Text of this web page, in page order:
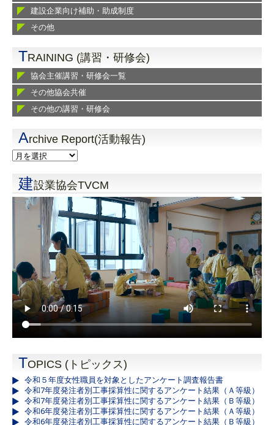
建設企業向け補助・助成制度
その他
TRAINING (講習・研修会)
協会主催講習・研修会一覧
その他協会共催
その他の講習・研修会
Archive Report(活動報告)
建設業協会TVCM
TOPICS (トピックス)
令和５年度女性職員を対象としたアンケート調査報告書
令和7年度発注者別工事採算性に関するアンケート結果（Ａ等級）
令和7年度発注者別工事採算性に関するアンケート結果（Ｂ等級）
令和6年度発注者別工事採算性に関するアンケート結果（Ａ等級）
令和6年度発注者別工事採算性に関するアンケート結果（Ｂ等級）